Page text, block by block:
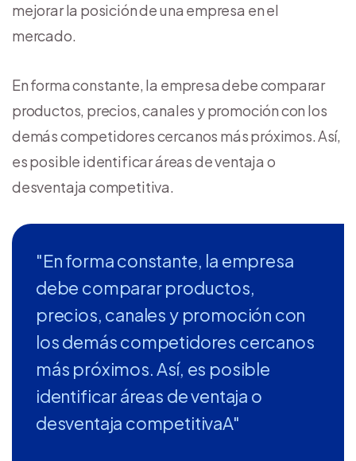
mejorar la posición de una empresa en el
mercado.
En forma constante, la empresa debe comparar
productos, precios, canales y promoción con los
demás competidores cercanos más próximos. Así,
es posible identificar áreas de ventaja o
desventaja competitiva.
"En forma constante, la empresa
debe comparar productos,
precios, canales y promoción con
los demás competidores cercanos
más próximos. Así, es posible
identificar áreas de ventaja o
desventaja competitivaA"